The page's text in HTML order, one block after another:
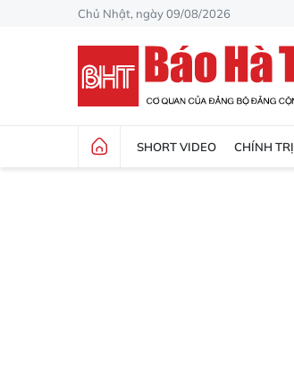
Chủ Nhật, ngày 09/08/2026
SHORT VIDEO CHÍNH TRỊ